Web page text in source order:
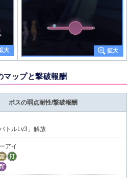
マップと撃破報酬
ボスの弱点耐性/撃破報酬
トルLv3」解放
アイ